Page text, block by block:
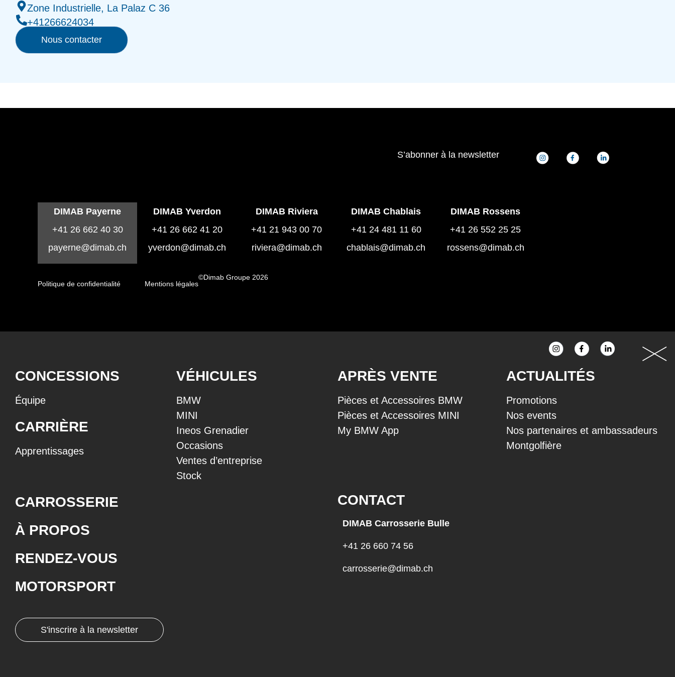
Zone Industrielle, La Palaz C 36
+41266624034
Nous contacter
S’abonner à la newsletter
DIMAB Payerne
+41 26 662 40 30
payerne@dimab.ch
DIMAB Yverdon
+41 26 662 41 20
yverdon@dimab.ch
DIMAB Riviera
+41 21 943 00 70
riviera@dimab.ch
DIMAB Chablais
+41 24 481 11 60
chablais@dimab.ch
DIMAB Rossens
+41 26 552 25 25
rossens@dimab.ch
Politique de confidentialité Mentions légales
©Dimab Groupe 2026
CONCESSIONS
Équipe
CARRIÈRE
Apprentissages
VÉHICULES
BMW
MINI
Ineos Grenadier
Occasions
Ventes d’entreprise
Stock
APRÈS VENTE
Pièces et Accessoires BMW
Pièces et Accessoires MINI
My BMW App
ACTUALITÉS
Promotions
Nos events
Nos partenaires et ambassadeurs
Montgolfière
CARROSSERIE
À PROPOS
RENDEZ-VOUS
MOTORSPORT
CONTACT
DIMAB Carrosserie Bulle
+41 26 660 74 56
carrosserie@dimab.ch
S'inscrire à la newsletter